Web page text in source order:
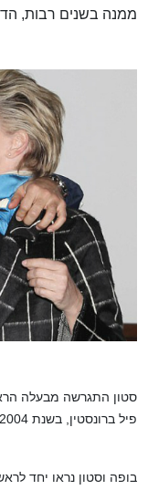
ממנה בשנים רבות,
פיל ברונסטין, בשנת 2004.
בופה וסטון נראו יחד